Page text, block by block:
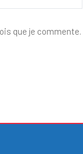
que je commente.